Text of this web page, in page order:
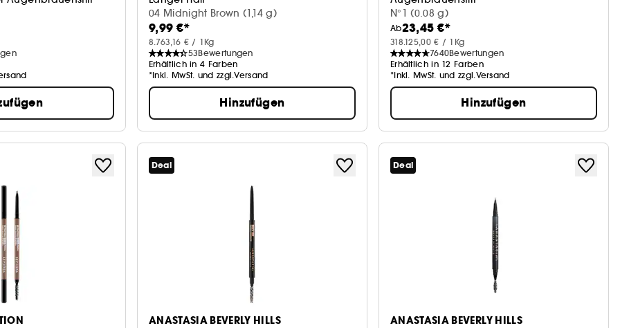
04 Midnight Brown (1,14 g)
9,99 €*
8.763,16 € / 1Kg
53Bewertungen
Erhältlich in 4 Farben
*Inkl. MwSt. und zzgl.Versand
Hinzufügen
Ultrafeiner Präzisionsstift
N°1 (0.08 g)
Ab23,45 €*
318.125,00 € / 1Kg
7640Bewertungen
Erhältlich in 12 Farben
*Inkl. MwSt. und zzgl.Versand
Hinzufügen
Deal
ANASTASIA BEVERLY HILLS
Deal
ANASTASIA BEVERLY HILLS